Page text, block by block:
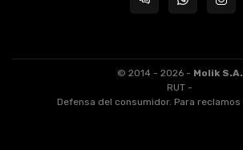
© 2014 - 2026 - Molik S.A.
RUT -
Defensa del consumidor. Para reclamos